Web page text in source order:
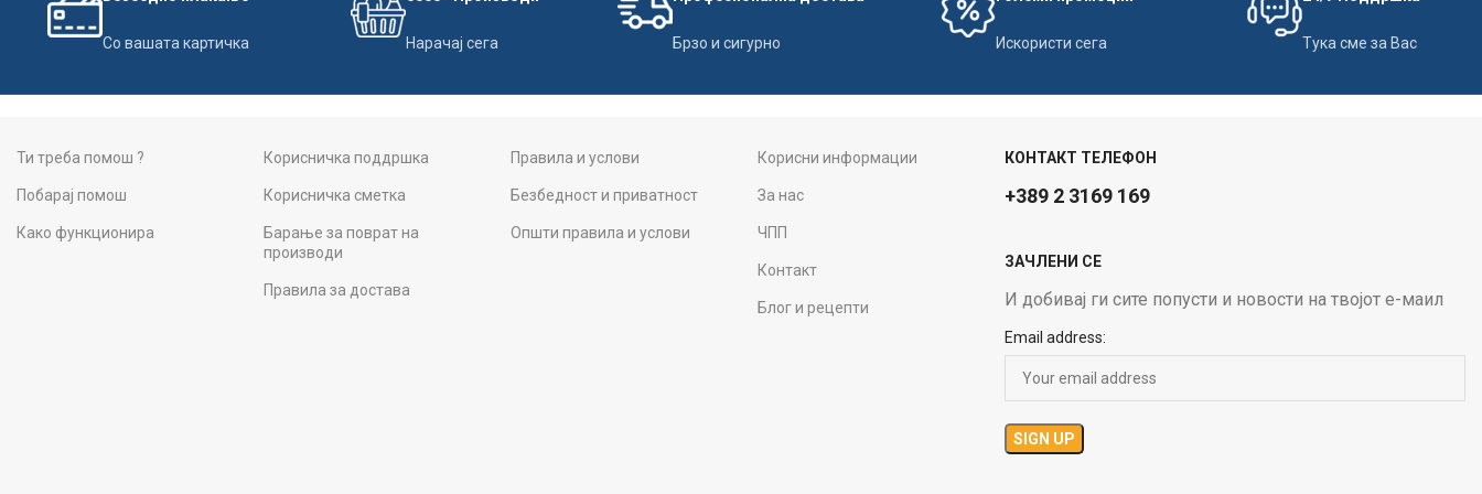
Со вашата картичка Нарачај сега Брзо и сигурно Искористи сега Тука сме за Вас
Ти треба помош ?
Побарај помош
Како функционира
Корисничка поддршка
Корисничка сметка
Барање за поврат на
производи
Правила за достава
Правила и услови
Безбедност и приватност
Општи правила и услови
Корисни информации
За нас
ЧПП
Контакт
Блог и рецепти
КОНТАКТ ТЕЛЕФОН
+389 2 3169 169
ЗАЧЛЕНИ СЕ
И добивај ги сите попусти и новости на твојот е-маил
Email address: